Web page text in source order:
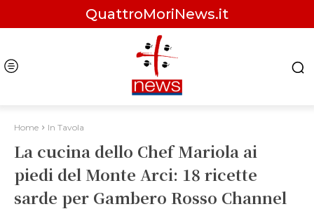
QuattroMoriNews.it
Home In Tavola
La cucina dello Chef Mariola ai
piedi del Monte Arci: 18 ricette
sarde per Gambero Rosso Channel